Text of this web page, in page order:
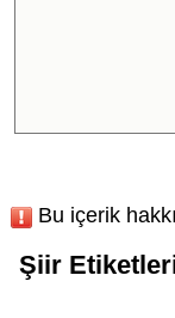
Bu içerik
Şiir